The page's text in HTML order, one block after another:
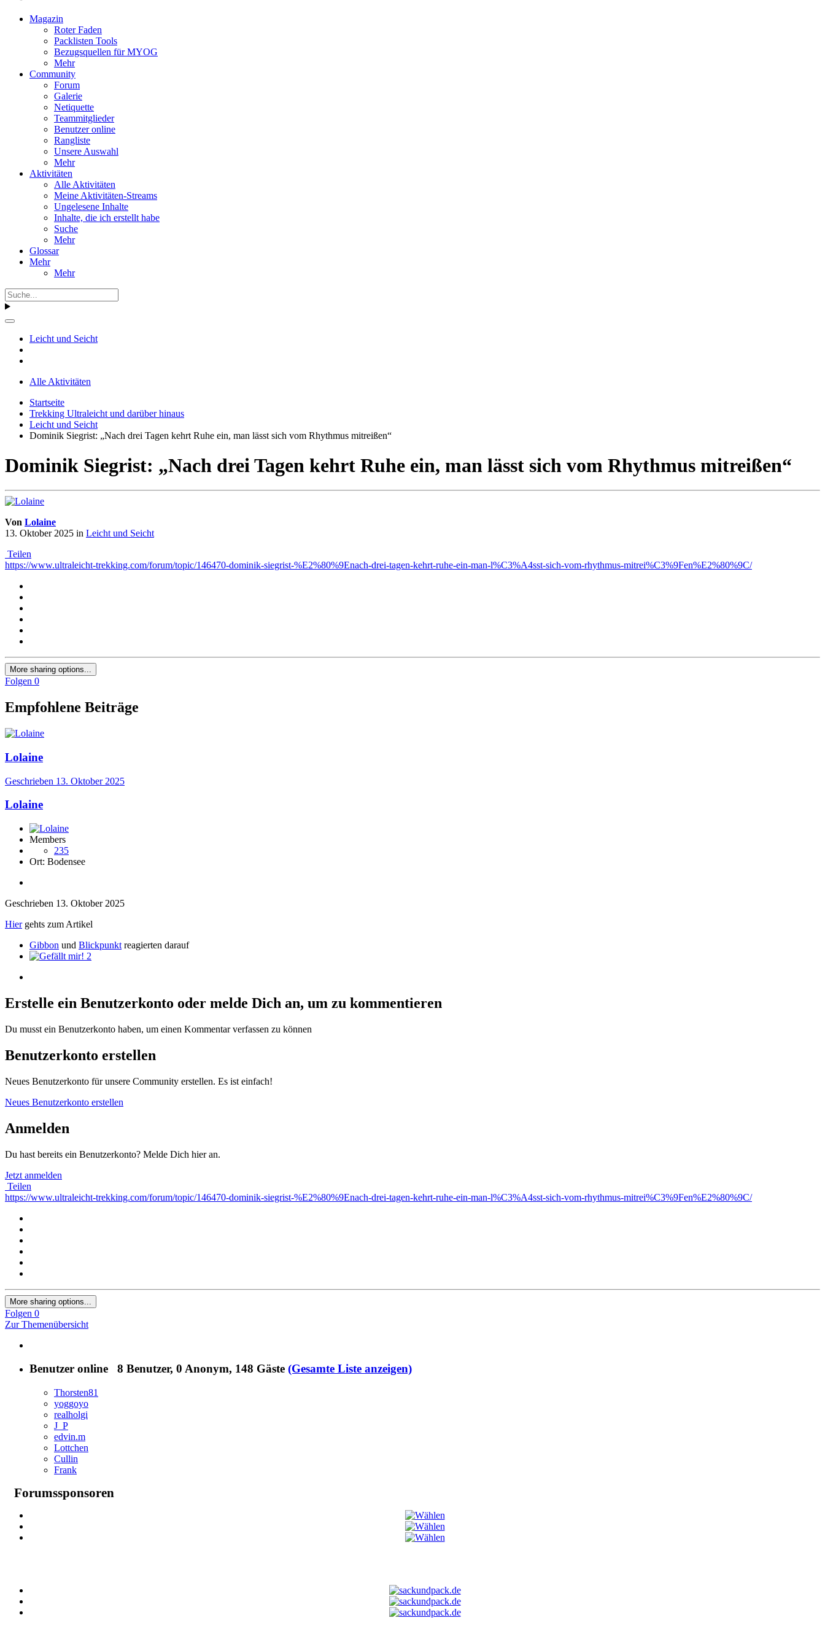
Magazin
Roter Faden
Packlisten Tools
Bezugsquellen für MYOG
Mehr
Community
Forum
Galerie
Netiquette
Teammitglieder
Benutzer online
Rangliste
Unsere Auswahl
Mehr
Aktivitäten
Alle Aktivitäten
Meine Aktivitäten-Streams
Ungelesene Inhalte
Inhalte, die ich erstellt habe
Suche
Mehr
Glossar
Mehr
Mehr
Leicht und Seicht
Alle Aktivitäten
Startseite
Trekking Ultraleicht und darüber hinaus
Leicht und Seicht
Dominik Siegrist: „Nach drei Tagen kehrt Ruhe ein, man lässt sich vom Rhythmus mitreißen“
Dominik Siegrist: „Nach drei Tagen kehrt Ruhe ein, man lässt sich vom Rhythmus mitreißen“
Von Lolaine
13. Oktober 2025 in Leicht und Seicht
Teilen
https://www.ultraleicht-trekking.com/forum/topic/146470-dominik-siegrist-%E2%80%9Enach-drei-tagen-kehrt-ruhe-ein-man-l%C3%A4sst-sich-vom-rhythmus-mitrei%C3%9Fen%E2%80%9C/
More sharing options...
Folgen 0
Empfohlene Beiträge
Lolaine
Geschrieben 13. Oktober 2025
Lolaine
Members
235
Ort: Bodensee
Geschrieben 13. Oktober 2025
Hiergehts zum Artikel
Gibbon und Blickpunkt reagierten darauf
2
Erstelle ein Benutzerkonto oder melde Dich an, um zu kommentieren
Du musst ein Benutzerkonto haben, um einen Kommentar verfassen zu können
Benutzerkonto erstellen
Neues Benutzerkonto für unsere Community erstellen. Es ist einfach!
Neues Benutzerkonto erstellen
Anmelden
Du hast bereits ein Benutzerkonto? Melde Dich hier an.
Jetzt anmelden
Teilen
https://www.ultraleicht-trekking.com/forum/topic/146470-dominik-siegrist-%E2%80%9Enach-drei-tagen-kehrt-ruhe-ein-man-l%C3%A4sst-sich-vom-rhythmus-mitrei%C3%9Fen%E2%80%9C/
More sharing options...
Folgen 0
Zur Themenübersicht
Benutzer online 8 Benutzer, 0 Anonym, 148 Gäste (Gesamte Liste anzeigen)
Thorsten81
yoggoyo
realholgi
J_P
edvin.m
Lottchen
Cullin
Frank
Forumssponsoren